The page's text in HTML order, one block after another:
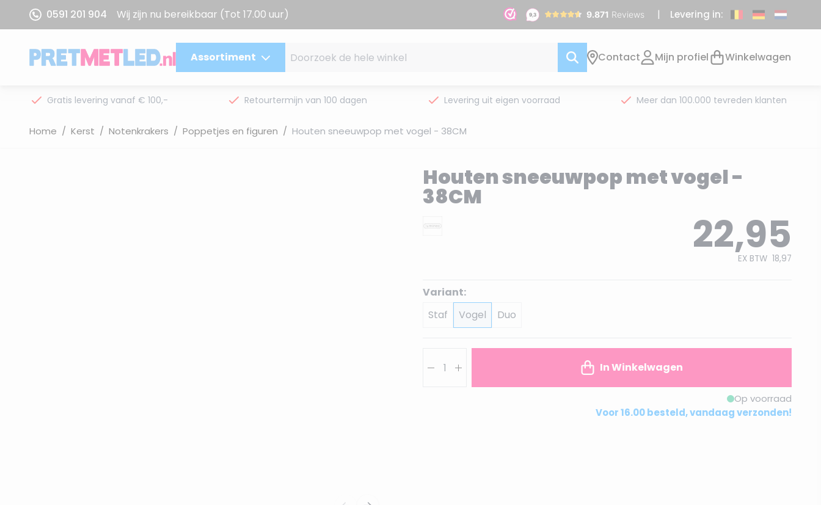
Ga naar de inhoud
0591 201 904 Wij zijn nu bereikbaar (Tot 17.00 uur) Levering in:
Assortiment Contact Mijn profiel Winkelwagen
Gratis levering vanaf € 100,- Retourtermijn van 100 dagen Levering uit eigen voorraad Meer dan 100.000 tevreden klanten
Home / Kerst / Notenkrakers / Poppetjes en figuren / Houten sneeuwpop met vogel - 38CM
Houten sneeuwpop met vogel -
38CM
22,95
EX BTW 18,97
Variant:
Staf
Vogel Duo
In Winkelwagen
Op voorraad
Voor 16.00 besteld, vandaag verzonden!